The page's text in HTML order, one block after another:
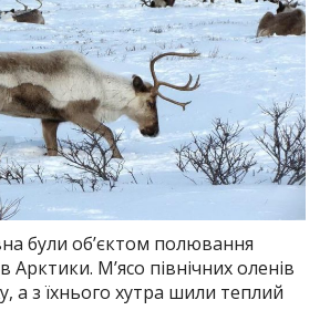
були об’єктом полювання
Арктики. М’ясо північних оленів
а з їхнього хутра шили теплий